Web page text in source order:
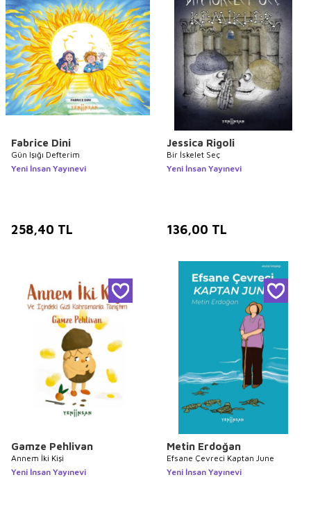
Fabrice Dini
Gün Işığı Defterim
Yeni İnsan Yayınevi
258,40 TL
Jessica Rigoli
Bir İskelet Seç
Yeni İnsan Yayınevi
136,00 TL
Gamze Pehlivan
Annem İki Kişi
Yeni İnsan Yayınevi
Metin Erdoğan
Efsane Çevreci Kaptan June
Yeni İnsan Yayınevi